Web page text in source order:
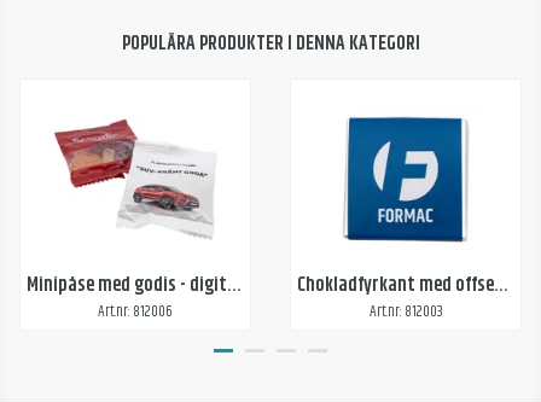
POPULÄRA PRODUKTER I DENNA KATEGORI
Minipåse med godis - digitaltryck
Art.nr: 812006
Chokladfyrkant med offsettryck
Art.nr: 812003